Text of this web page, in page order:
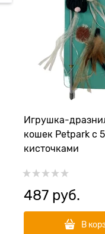
Игрушка-
кошек Petpark с
кисточками
487 руб.
В